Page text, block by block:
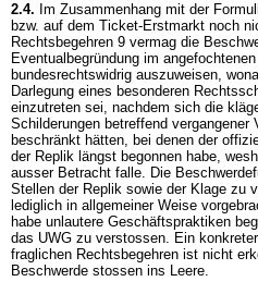
2.4. Im Zusammenhang mit der
bzw. auf dem Ticket-Erstmarkt noch
Rechtsbegehren 9 vermag die
Eventualbegründung im
bundesrechtswidrig auszuweisen,
Darlegung eines besonderen
einzutreten sei, nachdem sich die
Schilderungen betreffend vergangener
beschränkt hätten, bei denen der
der Replik längst begonnen habe,
ausser Betracht falle. Die
Stellen der Replik sowie der Klage zu
lediglich in allgemeiner Weise
habe unlautere Geschäftspraktiken
das UWG zu verstossen. Ein
fraglichen Rechtsbegehren ist nicht
Beschwerde stossen ins Leere.